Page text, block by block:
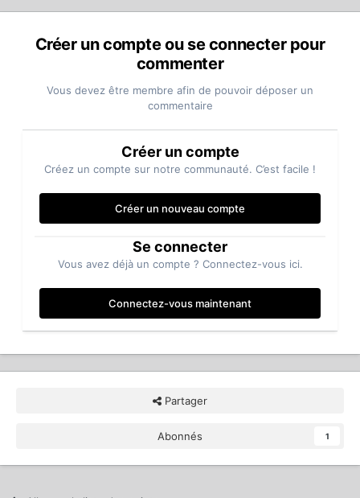
Créer un compte ou se connecter pour
commenter
Vous devez être membre afin de pouvoir déposer un
commentaire
Créer un compte
Créez un compte sur notre communauté. C’est facile !
Créer un nouveau compte
Se connecter
Vous avez déjà un compte ? Connectez-vous ici.
Connectez-vous maintenant
Partager
Abonnés 1